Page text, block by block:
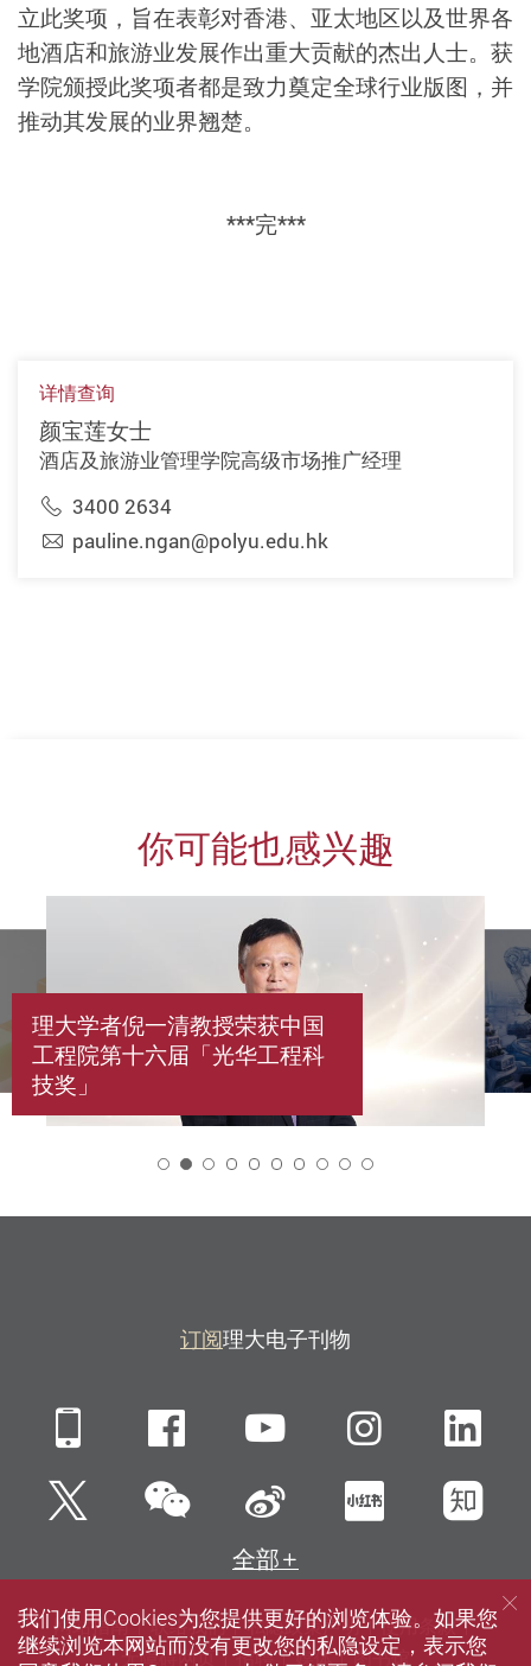
立此奖项，旨在表彰对香港、亚太地区以及世界各
地酒店和旅游业发展作出重大贡献的杰出人士。获
学院颁授此奖项者都是致力奠定全球行业版图，并
推动其发展的业界翘楚。
***完***
详情查询
颜宝莲女士
酒店及旅游业管理学院高级市场推广经理
3400 2634
pauline.ngan@polyu.edu.hk
你可能也感兴趣
理大学者倪一清教授荣获中国
工程院第十六届「光华工程科
技奖」
订阅理大电子刊物
Mobile FacebookYouTube
Twitter微信 新浪微博小红书知
全部
网站指南 联络我们 私隐政策声明
使用条款
无障碍网页
招聘 媒体 图书馆
我们使用Cookies为您提供更好的浏览体验。如果您
继续浏览本网站而没有更改您的私隐设定，表示您